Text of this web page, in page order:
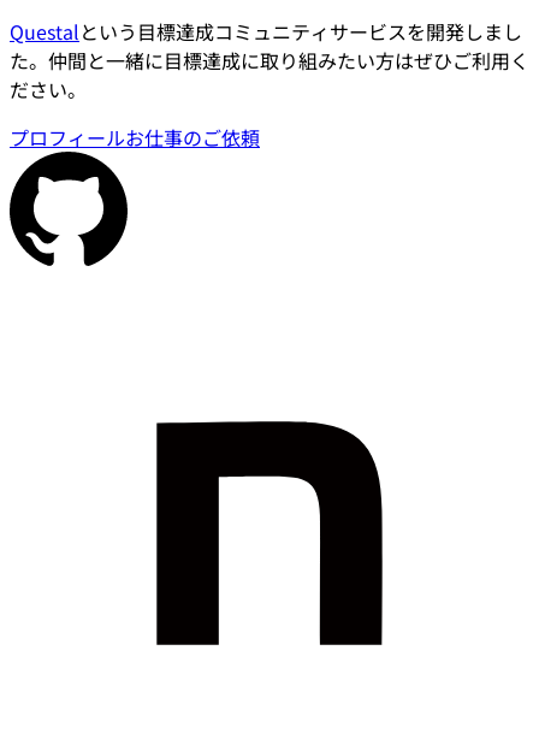
Questalという目標達成コミュニティサービスを開発しまし
た。仲間と一緒に目標達成に取り組みたい方はぜひご利用く
ださい。
プロフィールお仕事のご依頼